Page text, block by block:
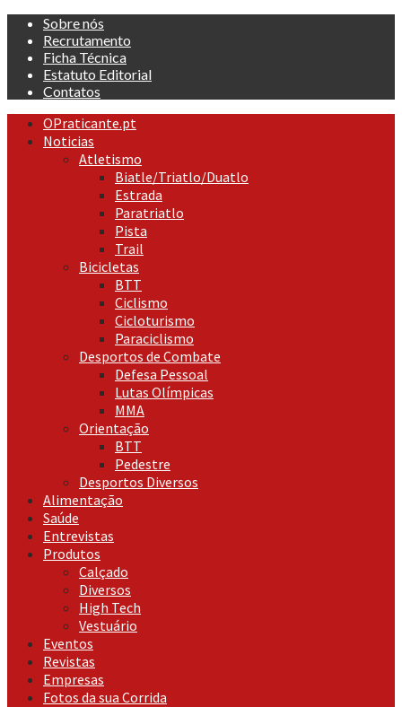
Skip
content
Sobre nós
Recrutamento
Ficha Técnica
Estatuto Editorial
Contatos
Primary
Menu
OPraticante.pt
Noticias
Atletismo
Biatle/Triatlo/Duatlo
Estrada
Paratriatlo
Pista
Trail
Bicicletas
BTT
Ciclismo
Cicloturismo
Paraciclismo
Desportos de Combate
Defesa Pessoal
Lutas Olímpicas
MMA
Orientação
BTT
Pedestre
Desportos Diversos
Alimentação
Saúde
Entrevistas
Produtos
Calçado
Diversos
High Tech
Vestuário
Eventos
Revistas
Empresas
Fotos da sua Corrida